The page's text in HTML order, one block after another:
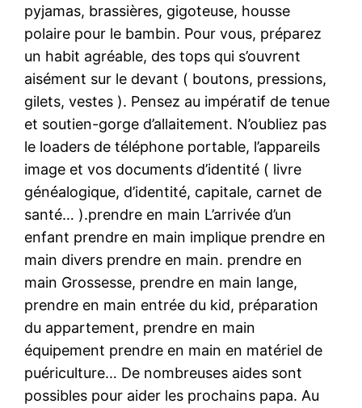
pyjamas, brassières, gigoteuse, housse
polaire pour le bambin. Pour vous, préparez
un habit agréable, des tops qui s’ouvrent
aisément sur le devant ( boutons, pressions,
gilets, vestes ). Pensez au impératif de tenue
et soutien-gorge d’allaitement. N’oubliez pas
le loaders de téléphone portable, l’appareils
image et vos documents d’identité ( livre
généalogique, d’identité, capitale, carnet de
santé… ).prendre en main L’arrivée d’un
enfant prendre en main implique prendre en
main divers prendre en main. prendre en
main Grossesse, prendre en main lange,
prendre en main entrée du kid, préparation
du appartement, prendre en main
équipement prendre en main en matériel de
puériculture… De nombreuses aides sont
possibles pour aider les prochains papa. Au